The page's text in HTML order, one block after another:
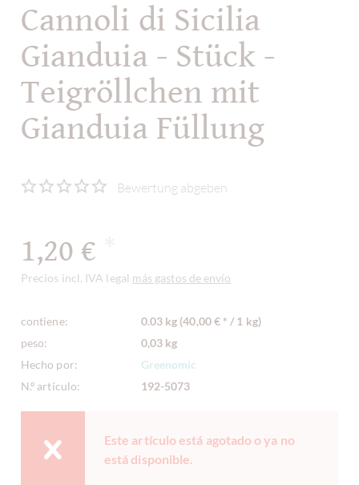
Cannoli di Sicilia
Gianduia - Stück -
Teigröllchen mit
Gianduia Füllung
Bewertung abgeben
1,20 €
Precios incl. IVA legal más gastos de envío
contiene:
0.03 kg (40,00 € * / 1 kg)
peso:
0,03 kg
Hecho por:
Greenomic
N.º artículo:
192-5073
Este artículo está agotado o ya no
está disponible.